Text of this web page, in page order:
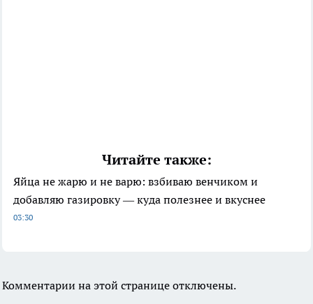
Читайте также:
Яйца не жарю и не варю: взбиваю венчиком и
добавляю газировку — куда полезнее и вкуснее
03:30
Комментарии на этой странице отключены.